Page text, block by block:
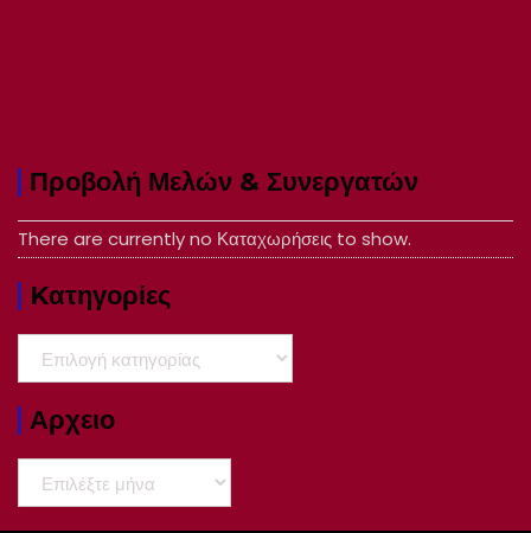
Προβολή Μελών & Συνεργατών
There are currently no Καταχωρήσεις to show.
Kατηγορίες
Kατηγορίες
Αρχειο
Αρχειο